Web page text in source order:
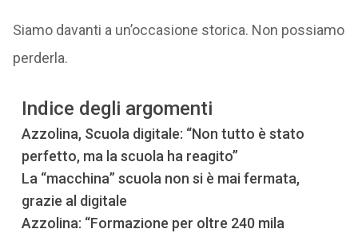
Siamo davanti a un’occasione storica. Non possiamo
perderla.
Indice degli argomenti
Azzolina, Scuola digitale: “Non tutto è stato
perfetto, ma la scuola ha reagito”
La “macchina” scuola non si è mai fermata,
grazie al digitale
Azzolina: “Formazione per oltre 240 mila